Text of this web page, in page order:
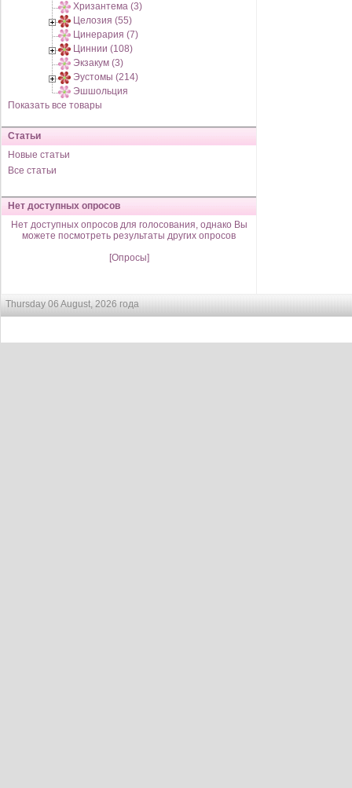
Хризантема (3)
Целозия (55)
Цинерария (7)
Циннии (108)
Экзакум (3)
Эустомы (214)
Эшшольция
Показать все товары
Статьи
Новые статьи
Все статьи
Нет доступных опросов
Нет доступных опросов для голосования, однако Вы
можете посмотреть результаты других опросов
[Опросы]
Thursday 06 August, 2026 года